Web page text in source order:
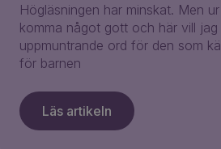
Högläsningen har minskat. Men
komma något gott och här vill jag
uppmuntrande ord för den som
för barnen
Läs artikeln